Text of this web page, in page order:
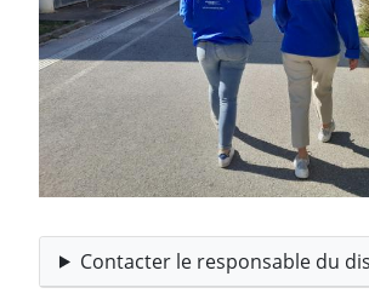
Contacter le responsable du